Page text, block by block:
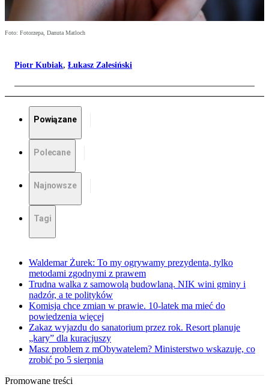
Foto: Fotorzepa, Danuta Matloch
Piotr Kubiak, Łukasz Zalesiński
Powiązane
Polecane
Najnowsze
Tagi
Waldemar Żurek: To my ogrywamy prezydenta, tylko
metodami zgodnymi z prawem
Trudna walka z samowolą budowlaną. NIK wini gminy i
nadzór, a te polityków
Komisja chce zmian w prawie. 10-latek ma mieć do
powiedzenia więcej
Zakaz wyjazdu do sanatorium przez rok. Resort planuje
„kary” dla kuracjuszy
Masz problem z mObywatelem? Ministerstwo wskazuje, co
zrobić po 5 sierpnia
Promowane treści